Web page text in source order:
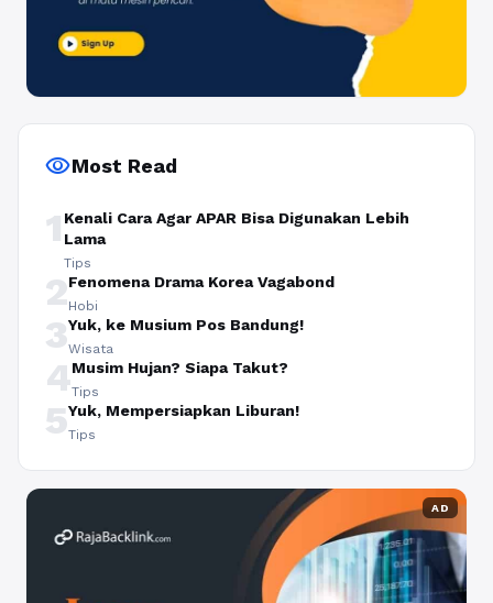
visibilityMost Read
1 Kenali Cara Agar APAR Bisa Digunakan Lebih
Lama
Tips
2Fenomena Drama Korea Vagabond
Hobi
3Yuk, ke Musium Pos Bandung!
Wisata
4Musim Hujan? Siapa Takut?
Tips
5Yuk, Mempersiapkan Liburan!
Tips
AD